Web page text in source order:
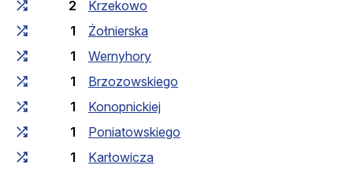
2
Krzekowo
1
Żołnierska
1
Wernyhory
1
Brzozowskiego
1
Konopnickiej
1
Poniatowskiego
1
Karłowicza